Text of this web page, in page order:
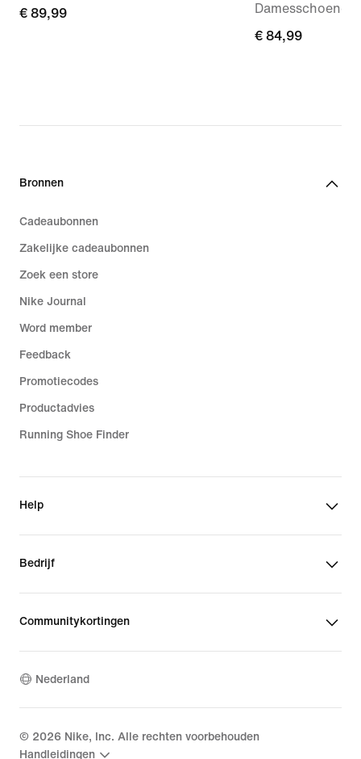
€ 89,99
€ 89,99
Damesschoenen
€ 84,99
€ 84,99
Bronnen
Cadeaubonnen
Zakelijke cadeaubonnen
Zoek een store
Nike Journal
Word member
Feedback
Promotiecodes
Productadvies
Running Shoe Finder
Help
Bedrijf
Communitykortingen
Nederland
© 2026 Nike, Inc. Alle rechten voorbehouden
Handleidingen